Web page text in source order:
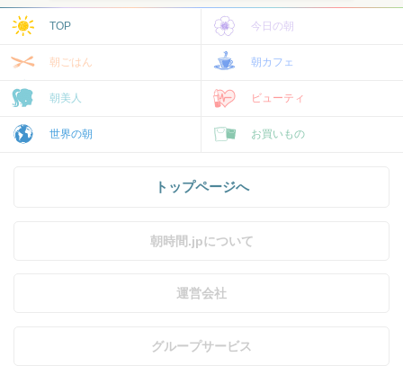
TOP 今日の朝
朝ごはん 朝カフェ
朝美人 ビューティ
世界の朝 お買いもの
トップページへ
朝時間.jpについて
運営会社
グループサービス